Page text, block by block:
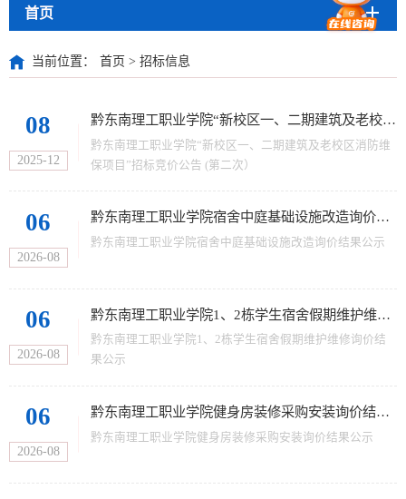
首页
当前位置： 首页 > 招标信息
08
2025-12
黔东南理工职业学院“新校区一、二期建筑及老校区消防维保项目”招标竞价公告 (第二次）
黔东南理工职业学院“新校区一、二期建筑及老校区消防维
保项目”招标竞价公告 (第二次）
06
2026-08
黔东南理工职业学院宿舍中庭基础设施改造询价结果公示
黔东南理工职业学院宿舍中庭基础设施改造询价结果公示
06
2026-08
黔东南理工职业学院1、2栋学生宿舍假期维护维修询价结果公示
黔东南理工职业学院1、2栋学生宿舍假期维护维修询价结
果公示
06
2026-08
黔东南理工职业学院健身房装修采购安装询价结果公示
黔东南理工职业学院健身房装修采购安装询价结果公示